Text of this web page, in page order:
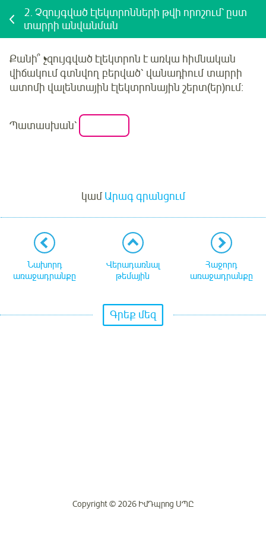
2. Չզույգված էլեկտրոնների թվի որոշում՝ ըստ
տարրի անվանման
Քանի՞ չզույգված էլեկտրոն է առկա հիմնական
վիճակում գտնվող բերված՝ վանադիումտարրի
ատոմի վալենտային էլեկտրոնային շերտ(եր)ում:
Պատասխան՝
կամԱրագ գրանցում
Նախորդ
առաջադրանքը
Վերադառնալ
թեմային
Հաջորդ
առաջադրանքը
Գրեք մեզ
Copyright © 2026 ԻմԴպրոց ՍՊԸ